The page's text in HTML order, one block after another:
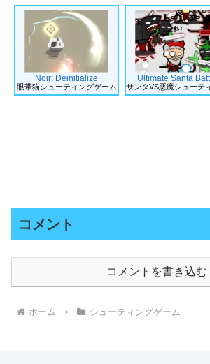
Noir: Deinitialize
眼帯猫シューティングゲーム
Ultimate Santa
サンタVS悪魔シューテ
コメント
コメントを書き込む
ホーム シューティングゲーム